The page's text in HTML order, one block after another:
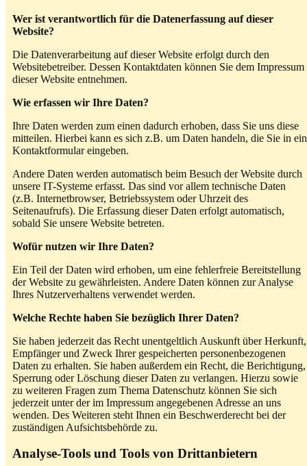
Wer ist verantwortlich für die Datenerfassung auf dieser
Website?
Die Datenverarbeitung auf dieser Website erfolgt durch den
Websitebetreiber. Dessen Kontaktdaten können Sie dem Impressum
dieser Website entnehmen.
Wie erfassen wir Ihre Daten?
Ihre Daten werden zum einen dadurch erhoben, dass Sie uns diese
mitteilen. Hierbei kann es sich z.B. um Daten handeln, die Sie in ein
Kontaktformular eingeben.
Andere Daten werden automatisch beim Besuch der Website durch
unsere IT-Systeme erfasst. Das sind vor allem technische Daten
(z.B. Internetbrowser, Betriebssystem oder Uhrzeit des
Seitenaufrufs). Die Erfassung dieser Daten erfolgt automatisch,
sobald Sie unsere Website betreten.
Wofür nutzen wir Ihre Daten?
Ein Teil der Daten wird erhoben, um eine fehlerfreie Bereitstellung
der Website zu gewährleisten. Andere Daten können zur Analyse
Ihres Nutzerverhaltens verwendet werden.
Welche Rechte haben Sie bezüglich Ihrer Daten?
Sie haben jederzeit das Recht unentgeltlich Auskunft über Herkunft,
Empfänger und Zweck Ihrer gespeicherten personenbezogenen
Daten zu erhalten. Sie haben außerdem ein Recht, die Berichtigung,
Sperrung oder Löschung dieser Daten zu verlangen. Hierzu sowie
zu weiteren Fragen zum Thema Datenschutz können Sie sich
jederzeit unter der im Impressum angegebenen Adresse an uns
wenden. Des Weiteren steht Ihnen ein Beschwerderecht bei der
zuständigen Aufsichtsbehörde zu.
Analyse-Tools und Tools von Drittanbietern